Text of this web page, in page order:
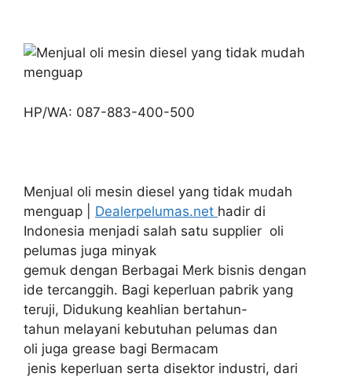
HP/WA: 087-883-400-500
Menjual oli mesin diesel yang tidak mudah
menguap | Dealerpelumas.net hadir di
Indonesia menjadi salah satu supplier oli
pelumas juga minyak
gemuk dengan Berbagai Merk bisnis dengan
ide tercanggih. Bagi keperluan pabrik yang
teruji, Didukung keahlian bertahun-
tahun melayani kebutuhan pelumas dan
oli juga grease bagi Bermacam
jenis keperluan serta disektor industri, dari